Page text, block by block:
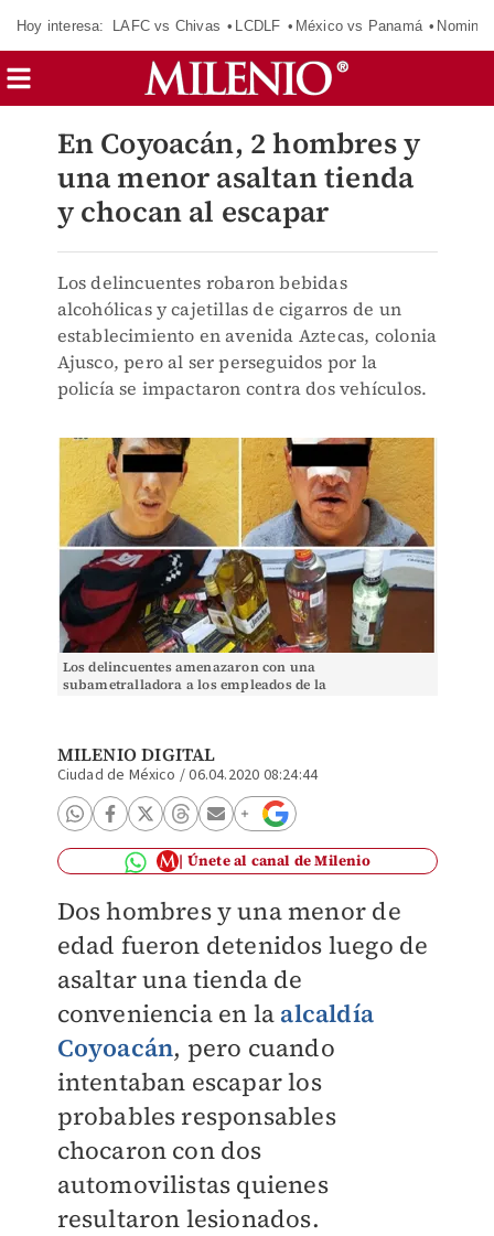
Hoy interesa: LAFC vs Chivas LCDLF México vs Panamá
En Coyoacán, 2 hombres y
una menor asaltan tienda
y chocan al escapar
Los delincuentes robaron bebidas
alcohólicas y cajetillas de cigarros de un
establecimiento en avenida Aztecas, colonia
Ajusco, pero al ser perseguidos por la
policía se impactaron contra dos vehículos.
Los delincuentes amenazaron con una
subametralladora a los empleados de la
MILENIO DIGITAL
Ciudad de México /06.04.2020 08:24:44
Únete al canal de Milenio
Dos hombres y una menor de
edad fueron detenidos luego de
asaltar una tienda de
conveniencia en la alcaldía
Coyoacán, pero cuando
intentaban escapar los
probables responsables
chocaron con dos
automovilistas quienes
resultaron lesionados.